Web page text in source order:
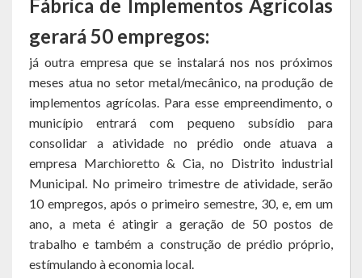
RREO
Balanço Anual
Parecer Prévio TCE
Prestação de Contas
Acesso à Informação
Portal da Transparência
Fábrica de Implementos Agrícolas
gerará 50 empregos:
já outra empresa que se instalará nos nos próximos
meses atua no setor metal/mecânico, na produção de
implementos agrícolas. Para esse empreendimento, o
município entrará com pequeno subsídio para
consolidar a atividade no prédio onde atuava a
empresa Marchioretto & Cia, no Distrito industrial
Municipal. No primeiro trimestre de atividade, serão
10 empregos, após o primeiro semestre, 30, e, em um
ano, a meta é atingir a geração de 50 postos de
trabalho e também a construção de prédio próprio,
estímulando à economia local.